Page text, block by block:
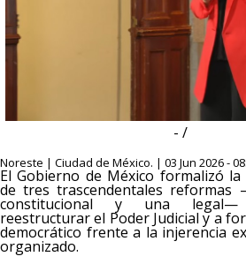
- /
Noreste | Ciudad de México. | 03 Jun 2026 -
El Gobierno de México formalizó
de tres trascendentales reformas
constitucional y una
reestructurar el Poder Judicial y a
democrático frente a la injerencia
organizado.